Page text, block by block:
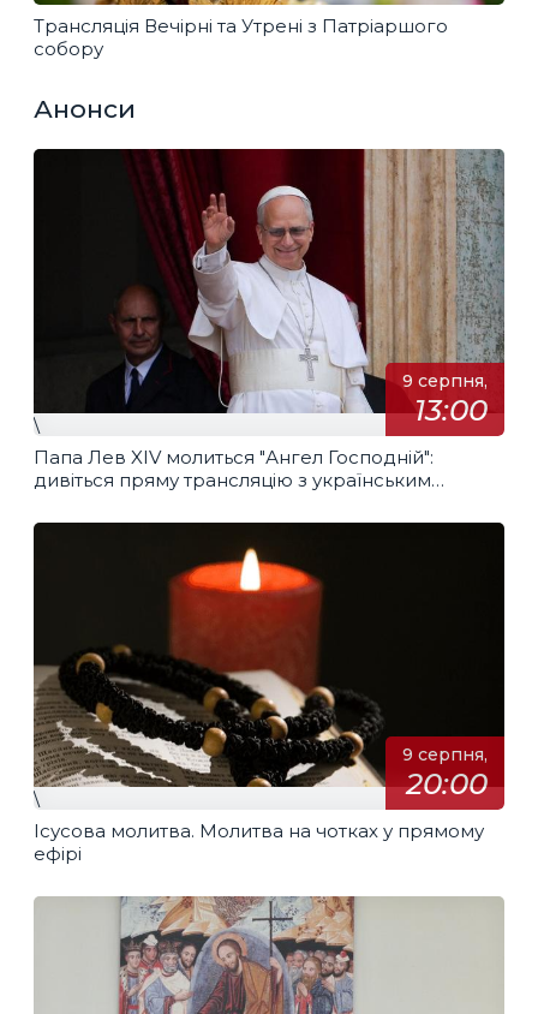
Трансляція Вечірні та Утрені з Патріаршого
собору
Анонси
9 серпня,
13:00
\
Папа Лев XIV молиться "Ангел Господній":
дивіться пряму трансляцію з українським
9 серпня,
20:00
\
Ісусова молитва. Молитва на чотках у прямому
ефірі